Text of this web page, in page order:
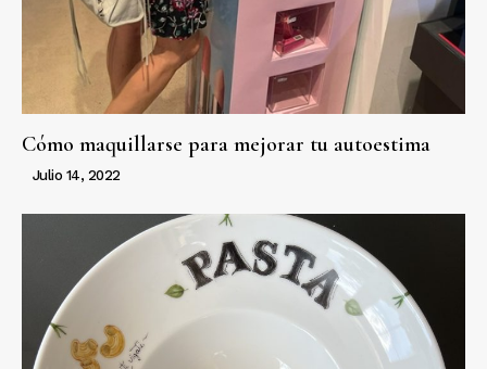
Cómo maquillarse para mejorar tu autoestima
Julio 14, 2022